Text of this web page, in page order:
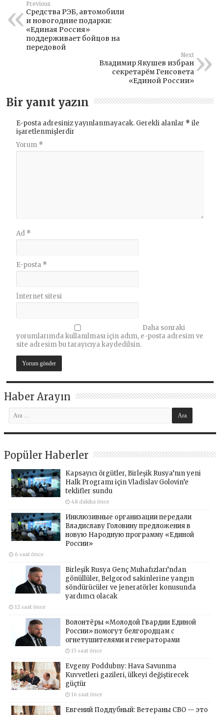
Previous
Средства РЭБ, автомобили
и новогодние подарки:
«Единая Россия»
поддерживает бойцов на
передовой
Next
Владимир Якушев избран
секретарём Генсовета
«Единой России»
Bir yanıt yazın
E-posta adresiniz yayınlanmayacak. Gerekli alanlar * ile
işaretlenmişlerdir
Yorum *
Ad *
E-posta *
İnternet sitesi
Daha sonraki
yorumlarımda kullanılması için adım, e-posta adresim ve
site adresim bu tarayıcıya kaydedilsin.
Haber Arayın
Popüler Haberler
Kapsayıcı örgütler, Birleşik Rusya’nın yeni
Halk Programı için Vladislav Golovin’e
teklifler sundu
48 dakika önce
Инклюзивные организации передали
Владиславу Головину предложения в
новую Народную программу «Единой
России»
6 saat önce
Birleşik Rusya Genç Muhafızları’ndan
gönüllüler, Belgorod sakinlerine yangın
söndürücüler ve jeneratörler konusunda
yardımcı olacak
12 saat önce
Волонтёры «Молодой Гвардии Единой
России» помогут белгородцам с
огнетушителями и генераторами
15 saat önce
Evgeny Poddubny: Hava Savunma
Kuvvetleri gazileri, ülkeyi değiştirecek
güçtür
16 saat önce
Евгений Поддубный: Ветераны СВО — это